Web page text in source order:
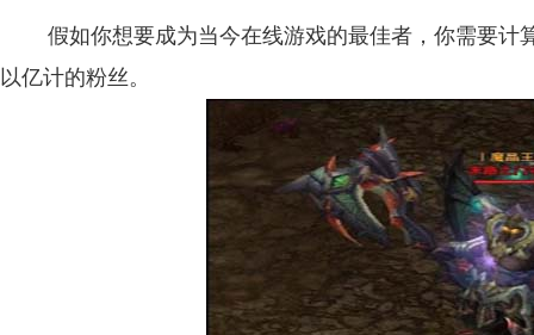
假如你想要成为当今在线游戏的最佳者，你需要计
以亿计的粉丝。